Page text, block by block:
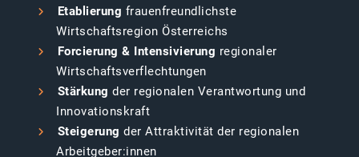
Etablierung frauenfreundlichste
Wirtschaftsregion Österreichs
Forcierung & Intensivierung regionaler
Wirtschaftsverflechtungen
Stärkung der regionalen Verantwortung und
Innovationskraft
Steigerung der Attraktivität der regionalen
Arbeitgeber:innen